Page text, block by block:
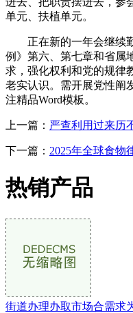
单元、扶植单元。
正在新的一年会继续勤
例》第六、第七章和省属
求，强化权利和党的规律
老实认识。需开展党性阐
注精品Word模板。
上一篇： 严查利用过来历
下一篇： 2025年全球食物
热销产品
街道办理办取市场合需求